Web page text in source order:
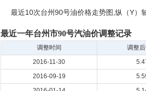
最近10次台州90号油价格走势图,纵（Y）
最近一年台州市90号汽油价调整记录
调整时间 调整
2016-11-30
2016-09-19